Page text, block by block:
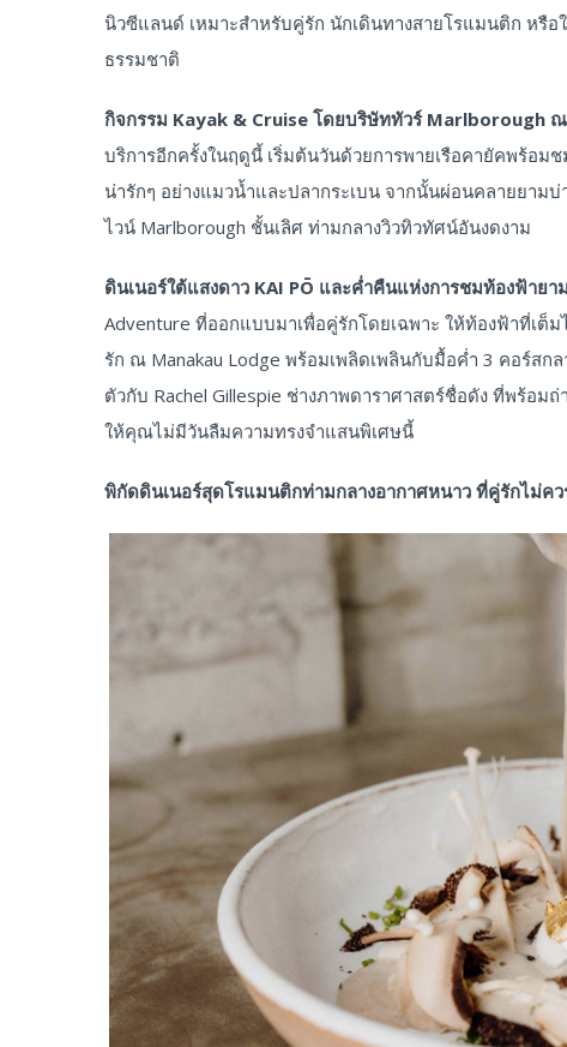
นิวซีแลนด์ เหมาะสำหรับคู่รัก นักเดินทางสายโรแมนติก หรื
ธรรมชาติ
กิจกรรม Kayak & Cruise โดยบริษัททัวร์ Marlborough
บริการอีกครั้งในฤดูนี้ เริ่มต้นวันด้วยการพายเรือคายัคพร้อม
น่ารักๆ อย่างแมวน้ำและปลากระเบน จากนั้นผ่อนคลายยาม
ไวน์ Marlborough ชั้นเลิศ ท่ามกลางวิวทิวทัศน์อันงดงาม
ดินเนอร์ใต้แสงดาว KAI PŌ และค่ำคืนแห่งการชมท้องฟ้าย
Adventure ที่ออกแบบมาเพื่อคู่รักโดยเฉพาะ ให้ท้องฟ้าที่เ
รัก ณ Manakau Lodge พร้อมเพลิดเพลินกับมื้อค่ำ 3 คอร์ส
ตัวกับ Rachel Gillespie ช่างภาพดาราศาสตร์ชื่อดัง ที่พร้อ
ให้คุณไม่มีวันลืมความทรงจำแสนพิเศษนี้
พิกัดดินเนอร์สุดโรแมนติกท่ามกลางอากาศหนาว ที่คู่รักไม่ค